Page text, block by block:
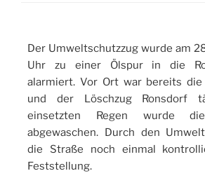
Der Umweltschutzzug wurde am
Uhr zu einer Ölspur in die
alarmiert. Vor Ort war bereits
und der Löschzug Ronsdorf
einsetzten Regen wurde
abgewaschen. Durch den
die Straße noch einmal
Feststellung.